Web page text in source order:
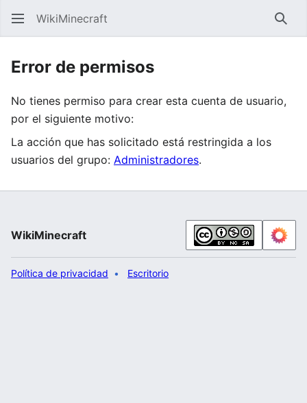
WikiMinecraft
Error de permisos
No tienes permiso para crear esta cuenta de usuario,
por el siguiente motivo:
La acción que has solicitado está restringida a los
usuarios del grupo: Administradores.
WikiMinecraft
Política de privacidad Escritorio